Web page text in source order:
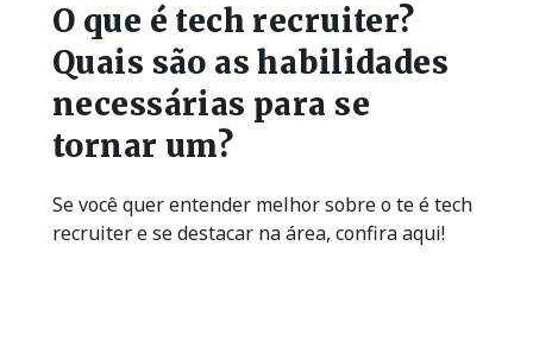
O que é tech recruiter?
Quais são as habilidades
necessárias para se
tornar um?
Se você quer entender melhor sobre o te é tech
recruiter e se destacar na área, confira aqui!